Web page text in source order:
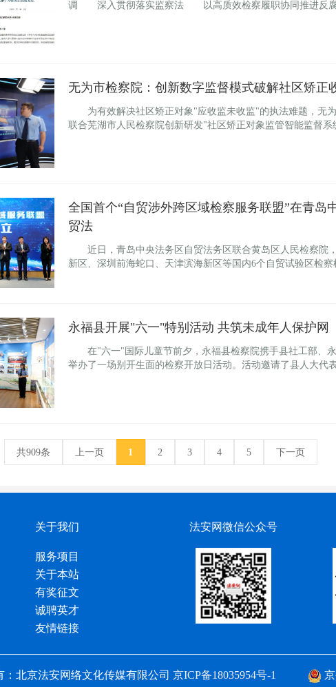
调 深入贯彻落实监察法 以高质效检察履职协同推进反
无为市检察院：创新数字监督模式破解社区矫正
为有效解决社区矫正对象"应收监未收监"的执法难题，无
联合芜湖市人民检察院创新研发"社区矫正对象监管智能监督系
全国首个“自贸涉外跨区域检察服务联盟”在青岛
贸法
近日，青岛中央法务区自贸法务区联合黄岛区人民检察院
新区、深圳前海蛇口、天津滨海新区等国内6个自贸试验区检察
永福县开展"六一"特别活动 共筑未成年人保护网
在"六一"国际儿童节前夕，永福县检察院携手县社工部、永
举办了一场别开生面的检察开放日活动。活动邀请了县人大代
共909条 上一页 1 2 3 4 5 下一页
关于我们
服务项目
关于本站
有奖征文
诚聘英才
友情链接
法安网微信公众号
：北京法安网络文化传媒有限公司 京ICP备18035954号-1